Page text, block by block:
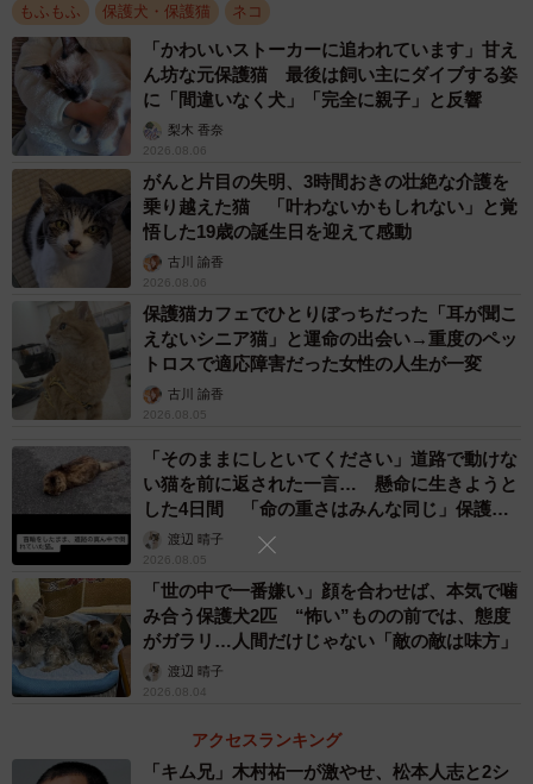
もふもふ 保護犬・保護猫 ネコ
「かわいいストーカーに追われています」甘え
ん坊な元保護猫 最後は飼い主にダイブする姿
に「間違いなく犬」「完全に親子」と反響
梨木 香奈
2026.08.06
がんと片目の失明、3時間おきの壮絶な介護を
乗り越えた猫 「叶わないかもしれない」と覚
悟した19歳の誕生日を迎えて感動
古川 諭香
2026.08.06
保護猫カフェでひとりぼっちだった「耳が聞こ
えないシニア猫」と運命の出会い→重度のペッ
トロスで適応障害だった女性の人生が一変
古川 諭香
2026.08.05
「そのままにしといてください」道路で動けな
い猫を前に返された一言… 懸命に生きようと
した4日間 「命の重さはみんな同じ」保護団
体代表の訴え
渡辺 晴子
2026.08.05
「世の中で一番嫌い」顔を合わせば、本気で噛
み合う保護犬2匹 “怖い”ものの前では、態度
がガラリ…人間だけじゃない「敵の敵は味方」
渡辺 晴子
2026.08.04
アクセスランキング
「キム兄」木村祐一が激やせ、松本人志と2シ